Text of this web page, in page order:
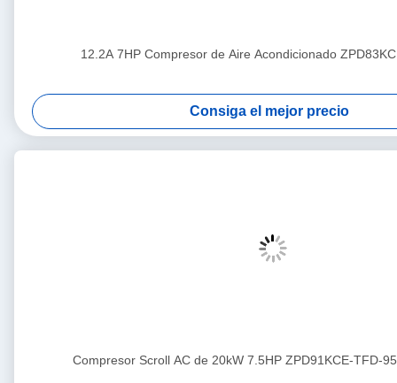
12.2A 7HP Compresor de Aire Acondicionado
Consiga el mejor precio
Compresor Scroll AC de 20kW 7.5HP ZPD91KCE-TFD-